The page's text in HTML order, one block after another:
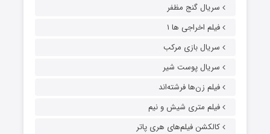
سریال گنج مظفر
فیلم اخراجی ها ۱
سریال بازی مرکب
سریال پوست شیر
فیلم زن‌ها فرشته‌اند
فیلم متری شیش و نیم
کالکشن فیلم‌های هری پاتر